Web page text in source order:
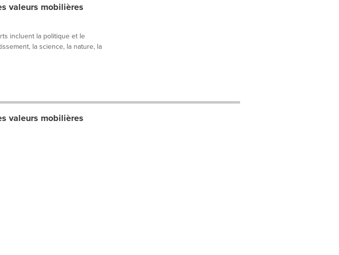
valeurs mobilières
incluent la politique et le
la science, la nature, la
valeurs mobilières